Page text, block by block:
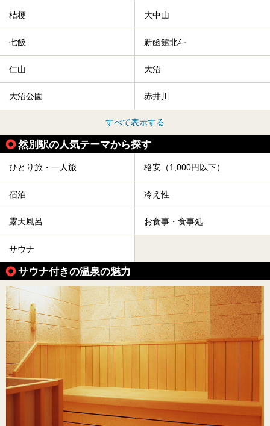
桔梗 大中山
七飯 新函館北斗
仁山 大沼
大沼公園 赤井川
すべて表示する
然別駅の人気テーマから探す
ひとり旅・一人旅 格安（1,000円以下）
宿泊 冷え性
露天風呂 お食事・食事処
サウナ
サウナ付きの温泉の魅力